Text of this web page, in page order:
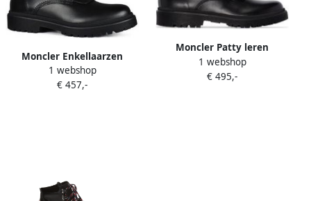
Moncler Enkellaarzen
1 webshop
€ 457,-
Moncler Patty leren
enkellaarzen Zwart
1 webshop
€ 495,-